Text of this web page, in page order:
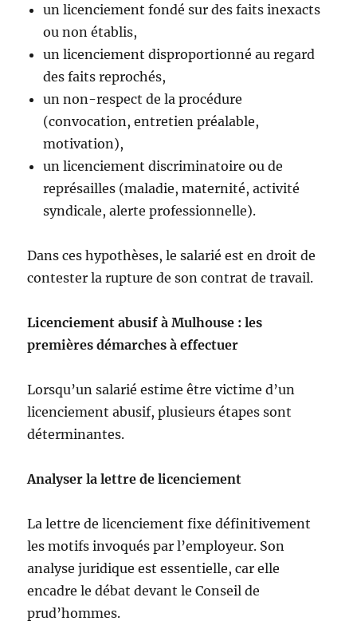
un licenciement fondé sur des faits inexacts
ou non établis,
un licenciement disproportionné au regard
des faits reprochés,
un non-respect de la procédure
(convocation, entretien préalable,
motivation),
un licenciement discriminatoire ou de
représailles (maladie, maternité, activité
syndicale, alerte professionnelle).
Dans ces hypothèses, le salarié est en droit de
contester la rupture de son contrat de travail.
Licenciement abusif à Mulhouse : les
premières démarches à effectuer
Lorsqu’un salarié estime être victime d’un
licenciement abusif, plusieurs étapes sont
déterminantes.
Analyser la lettre de licenciement
La lettre de licenciement fixe définitivement
les motifs invoqués par l’employeur. Son
analyse juridique est essentielle, car elle
encadre le débat devant le Conseil de
prud’hommes.